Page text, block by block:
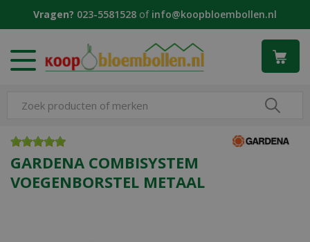
Vragen? 023-5581528 of info@koopbloembollen.nl
GARDENA COMBISYSTEM
VOEGENBORSTEL METAAL